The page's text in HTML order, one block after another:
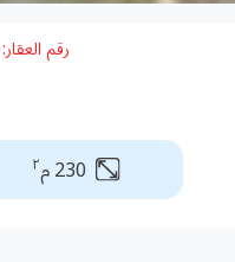
رقم العقار:
230 م ٢